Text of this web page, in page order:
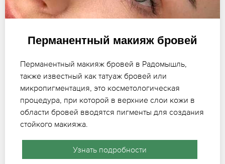
Перманентный макияж бровей
Перманентный макияж бровей в Радомышль,
также известный как татуаж бровей или
микропигментация, это косметологическая
процедура, при которой в верхние слои кожи в
области бровей вводятся пигменты для создания
стойкого макияжа.
Узнать подробности